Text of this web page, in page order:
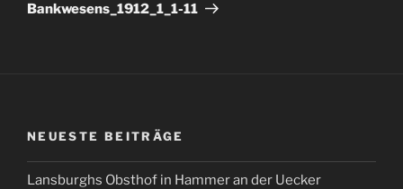
Bankwesens_1912_1_1-11
NEUESTE BEITRÄGE
Lansburghs Obsthof in Hammer an der Uecker